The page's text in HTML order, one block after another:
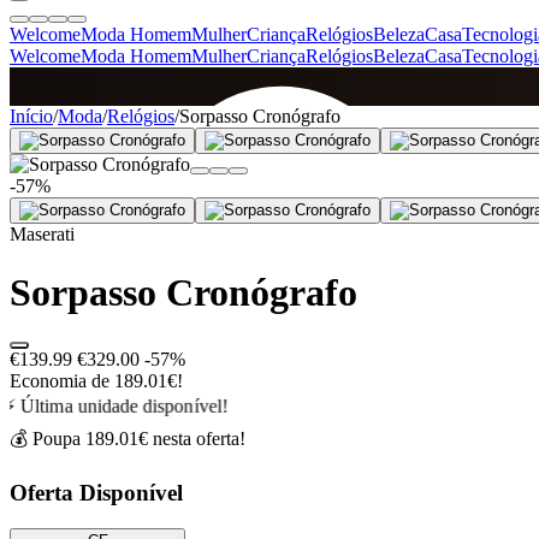
WelcomeModa HomemMulherCriançaRelógiosBelezaCasa
WelcomeModa HomemMulherCriançaRelógiosBelezaCasa
SINCE 2005
+de 36.000 reviews
Início/Moda/Relógios/Sorpasso Cronógrafo
-57%
Maserati
Sorpasso Cronógrafo
€139.99 €329.00 -57%
Economia de 189.01€!
⚡ Última unidade disponível!
💰 Poupa 189.01€ nesta oferta!
Oferta Disponível